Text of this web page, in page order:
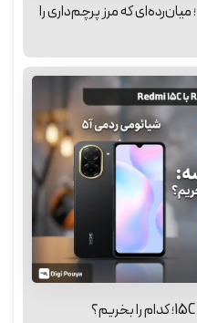
نقد و بررسی کامل گوشی Poco X7؛ میان‌رده‌ای که مرز پرچم‌داری را